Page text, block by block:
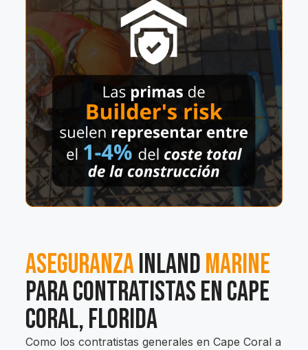
AseguranzaInlandMarine
para contratistas en Cape
Coral, Florida
Como los contratistas generales en Cape Coral a